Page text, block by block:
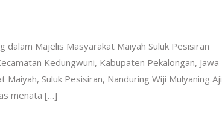
dalam Majelis Masyarakat Maiyah Suluk Pesisiran
Kedungwuni, Kabupaten Pekalongan, Jawa
Suluk Pesisiran, Nanduring Wiji Mulyaning Aji
menata […]